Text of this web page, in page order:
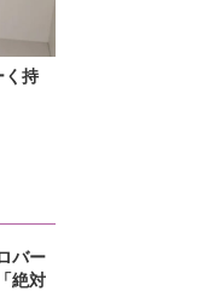
く持
バー
絶対